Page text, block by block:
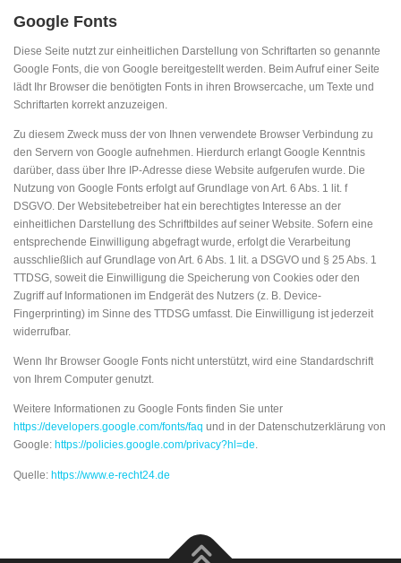
Google Fonts
Diese Seite nutzt zur einheitlichen Darstellung von Schriftarten so genannte
Google Fonts, die von Google bereitgestellt werden. Beim Aufruf einer Seite
lädt Ihr Browser die benötigten Fonts in ihren Browsercache, um Texte und
Schriftarten korrekt anzuzeigen.
Zu diesem Zweck muss der von Ihnen verwendete Browser Verbindung zu
den Servern von Google aufnehmen. Hierdurch erlangt Google Kenntnis
darüber, dass über Ihre IP-Adresse diese Website aufgerufen wurde. Die
Nutzung von Google Fonts erfolgt auf Grundlage von Art. 6 Abs. 1 lit. f
DSGVO. Der Websitebetreiber hat ein berechtigtes Interesse an der
einheitlichen Darstellung des Schriftbildes auf seiner Website. Sofern eine
entsprechende Einwilligung abgefragt wurde, erfolgt die Verarbeitung
ausschließlich auf Grundlage von Art. 6 Abs. 1 lit. a DSGVO und § 25 Abs. 1
TTDSG, soweit die Einwilligung die Speicherung von Cookies oder den
Zugriff auf Informationen im Endgerät des Nutzers (z. B. Device-
Fingerprinting) im Sinne des TTDSG umfasst. Die Einwilligung ist jederzeit
widerrufbar.
Wenn Ihr Browser Google Fonts nicht unterstützt, wird eine Standardschrift
von Ihrem Computer genutzt.
Weitere Informationen zu Google Fonts finden Sie unter
https://developers.google.com/fonts/faq und in der Datenschutzerklärung von
Google: https://policies.google.com/privacy?hl=de.
Quelle: https://www.e-recht24.de